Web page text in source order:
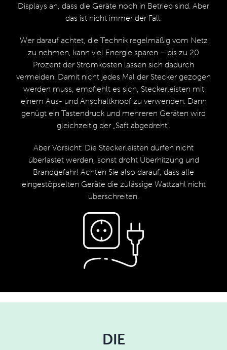
Displays an, dass die Geräte noch in Betrieb sind. Aber
das ist nicht immer der Fall.
Wer darauf achtet, die Technik regelmäßig vom Netz
zu nehmen, kann viel Energie sparen – bis zu 20
Prozent der Stromkosten lassen sich dadurch
vermeiden. Damit nicht jedes Mal der Stecker gezogen
werden muss, empfiehlt es sich, Steckerleisten mit
einem Aus- und Anschaltknopf zu verwenden. Dann
genügt ein Tastendruck und mehreren Geräten wird
gleichzeitig der „Saft abgedreht“.
Aber Vorsicht: Die Steckerleisten dürfen nicht
überlastet werden, sonst droht Überhitzung und
Brandgefahr! Achten Sie also darauf, dass alle
eingestöpselten Geräte die zulässige Wattzahl nicht
überschreiten.
DIE